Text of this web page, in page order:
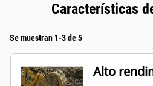
Características
Se muestran 1-3 de 5
Alto